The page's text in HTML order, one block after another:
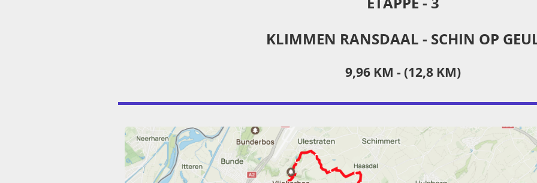
KLIMMEN RANSDAAL - SCHIN OP
9,96 KM - (12,8 KM)